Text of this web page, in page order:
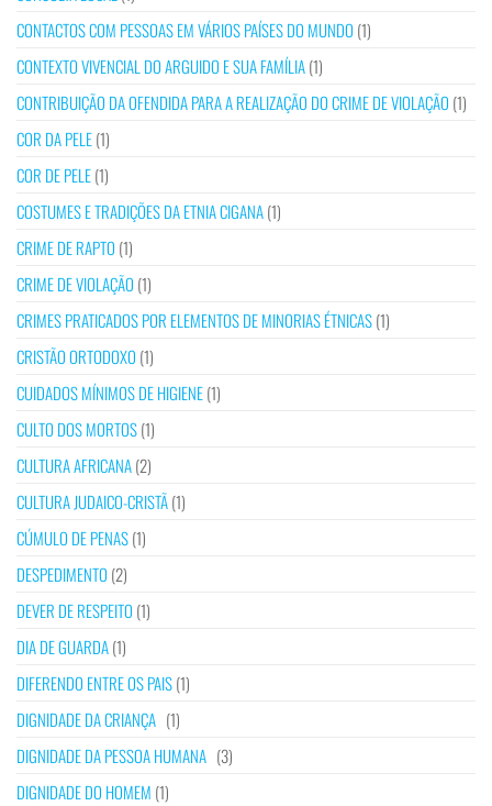
CONTACTOS COM PESSOAS EM VÁRIOS PAÍSES DO MUNDO (1)
CONTEXTO VIVENCIAL DO ARGUIDO E SUA FAMÍLIA(1)
CONTRIBUIÇÃO DA OFENDIDA PARA A REALIZAÇÃO DO CRIME DE VIOLAÇÃO (1)
COR DA PELE(1)
COR DE PELE(1)
COSTUMES E TRADIÇÕES DA ETNIA CIGANA(1)
CRIME DE RAPTO (1)
CRIME DE VIOLAÇÃO (1)
CRIMES PRATICADOS POR ELEMENTOS DE MINORIAS ÉTNICAS(1)
CRISTÃO ORTODOXO (1)
CUIDADOS MÍNIMOS DE HIGIENE(1)
CULTO DOS MORTOS(1)
CULTURA AFRICANA(2)
CULTURA JUDAICO-CRISTÃ(1)
CÚMULO DE PENAS(1)
DESPEDIMENTO (2)
DEVER DE RESPEITO (1)
DIA DE GUARDA(1)
DIFERENDO ENTRE OS PAIS(1)
DIGNIDADE DA CRIANÇA (1)
DIGNIDADE DA PESSOA HUMANA (3)
DIGNIDADE DO HOMEM (1)